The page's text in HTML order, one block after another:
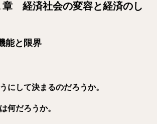
経済社会の変容と経済のし
能と限界
にして決まるのだろうか。
何だろうか。